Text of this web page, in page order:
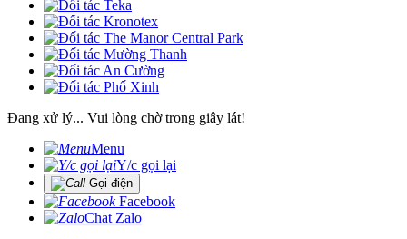
Đang xử lý... Vui lòng chờ trong giây lát!
Menu
Y/c gọi lại
Gọi điện
Facebook
Chat Zalo